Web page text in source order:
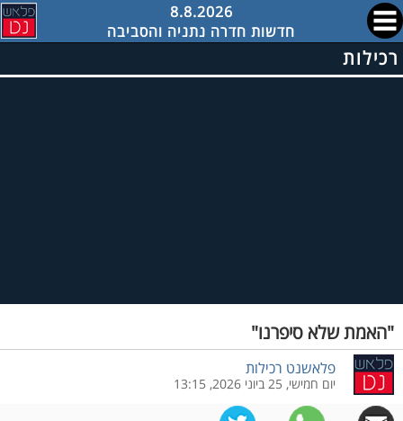
8.8.2026
חדשות חדרה נתניה והסביבה
רכילות
"האמת שלא סיפרנו"
פלאשנט רכילות
יום חמישי, 25 ביוני 2026, 13:15